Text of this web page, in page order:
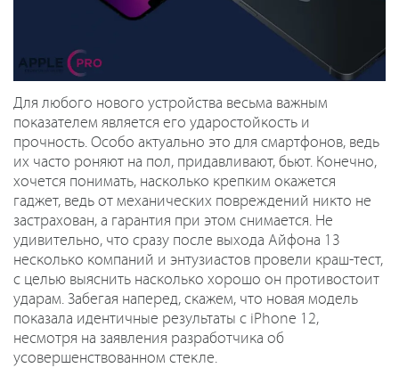
Для любого нового устройства весьма важным
показателем является его ударостойкость и
прочность. Особо актуально это для смартфонов, ведь
их часто роняют на пол, придавливают, бьют. Конечно,
хочется понимать, насколько крепким окажется
гаджет, ведь от механических повреждений никто не
застрахован, а гарантия при этом снимается. Не
удивительно, что сразу после выхода Айфона 13
несколько компаний и энтузиастов провели краш-тест,
с целью выяснить насколько хорошо он противостоит
ударам. Забегая наперед, скажем, что новая модель
показала идентичные результаты с iPhone 12,
несмотря на заявления разработчика об
усовершенствованном стекле.